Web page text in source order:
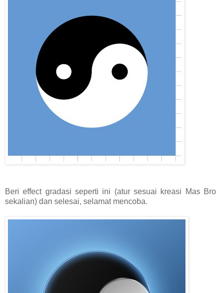
Beri effect gradasi seperti ini (atur sesuai kreasi Mas Bro
sekalian) dan selesai, selamat mencoba.